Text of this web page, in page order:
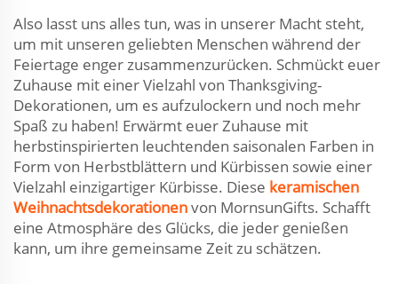
Also lasst uns alles tun, was in unserer Macht steht,
um mit unseren geliebten Menschen während der
Feiertage enger zusammenzurücken. Schmückt euer
Zuhause mit einer Vielzahl von Thanksgiving-
Dekorationen, um es aufzulockern und noch mehr
Spaß zu haben! Erwärmt euer Zuhause mit
herbstinspirierten leuchtenden saisonalen Farben in
Form von Herbstblättern und Kürbissen sowie einer
Vielzahl einzigartiger Kürbisse. Diese keramischen
Weihnachtsdekorationenvon MornsunGifts. Schafft
eine Atmosphäre des Glücks, die jeder genießen
kann, um ihre gemeinsame Zeit zu schätzen.